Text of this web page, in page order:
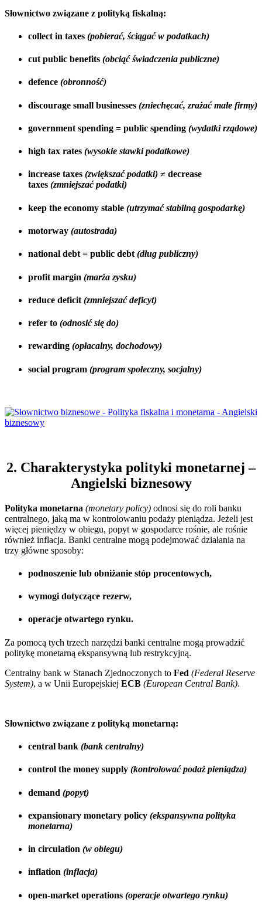
Słownictwo związane z polityką fiskalną:
collect in taxes (pobierać, ściągać w podatkach)
cut public benefits (obciąć świadczenia publiczne)
defence (obronność)
discourage small businesses (zniechęcać, zrażać małe firmy)
government spending = public spending (wydatki rządowe)
high tax rates (wysokie stawki podatkowe)
increase taxes (zwiększać podatki) ≠ decrease
taxes (zmniejszać podatki)
keep the economy stable (utrzymać stabilną gospodarkę)
motorway (autostrada)
national debt = public debt (dług publiczny)
profit margin (marża zysku)
reduce deficit (zmniejszać deficyt)
refer to (odnosić się do)
rewarding (opłacalny, dochodowy)
social program (program społeczny, socjalny)
2. Charakterystyka polityki monetarnej –
Angielski biznesowy
Polityka monetarna (monetary policy) odnosi się do roli banku
centralnego, jaką ma w kontrolowaniu podaży pieniądza. Jeżeli jest
więcej pieniędzy w obiegu, popyt w gospodarce rośnie, ale rośnie
również inflacja. Banki centralne mogą podejmować działania na
trzy główne sposoby:
podnoszenie lub obniżanie stóp procentowych,
wymogi dotyczące rezerw,
operacje otwartego rynku.
Za pomocą tych trzech narzędzi banki centralne mogą prowadzić
politykę monetarną ekspansywną lub restrykcyjną.
Centralny bank w Stanach Zjednoczonych to Fed (Federal Reserve
System), a w Unii Europejskiej ECB (European Central Bank).
Słownictwo związane z polityką monetarną:
central bank (bank centralny)
control the money supply (kontrolować podaż pieniądza)
demand (popyt)
expansionary monetary policy (ekspansywna polityka
monetarna)
in circulation (w obiegu)
inflation (inflacja)
open-market operations (operacje otwartego rynku)